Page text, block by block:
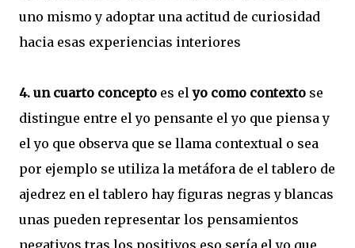
uno mismo y adoptar una actitud de curiosidad
hacia esas experiencias interiores
4. un cuarto concepto es elyo como contexto se
distingue entre el yo pensante el yo que piensa y
el yo que observa que se llama contextual o sea
por ejemplo se utiliza la metáfora de el tablero de
ajedrez en el tablero hay figuras negras y blancas
unas pueden representar los pensamientos
negativos tras los positivos eso sería el yo que